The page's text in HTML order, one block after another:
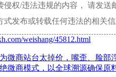
权/违法违规的内容， 请发送
式发布或转载任何违法的相关
weishang/45812.html
微商站台太掉价，嘴歪、脸
微商模式，以全球溯源确保原